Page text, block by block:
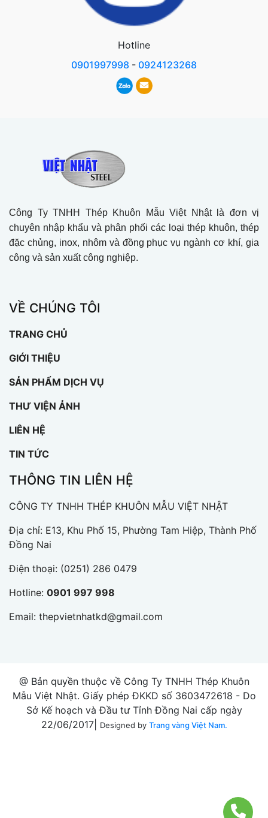
Hotline
0901997998 - 0924123268
Công Ty TNHH Thép Khuôn Mẫu Việt Nhật là đơn vị
chuyên nhập khẩu và phân phối các loại thép khuôn, thép
đặc chủng, inox, nhôm và đồng phục vụ ngành cơ khí, gia
công và sản xuất công nghiệp.
VỀ CHÚNG TÔI
TRANG CHỦ
GIỚI THIỆU
SẢN PHẨM DỊCH VỤ
THƯ VIỆN ẢNH
LIÊN HỆ
TIN TỨC
THÔNG TIN LIÊN HỆ
CÔNG TY TNHH THÉP KHUÔN MẪU VIỆT NHẬT
Địa chỉ: E13, Khu Phố 15, Phường Tam Hiệp, Thành Phố
Đồng Nai
Điện thoại: (0251) 286 0479
Hotline: 0901 997 998
Email: thepvietnhatkd@gmail.com
@ Bản quyền thuộc về Công Ty TNHH Thép Khuôn
Mẫu Việt Nhật. Giấy phép ĐKKD số 3603472618 - Do
Sở Kế hoạch và Đầu tư Tỉnh Đồng Nai cấp ngày
22/06/2017|
Designed by Trang vàng Việt Nam.